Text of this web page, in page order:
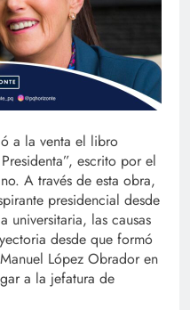
a la venta el libro
escrito por el
A través de esta obra,
presidencial desde
universitaria, las causas
desde que formó
López Obrador en
a la jefatura de